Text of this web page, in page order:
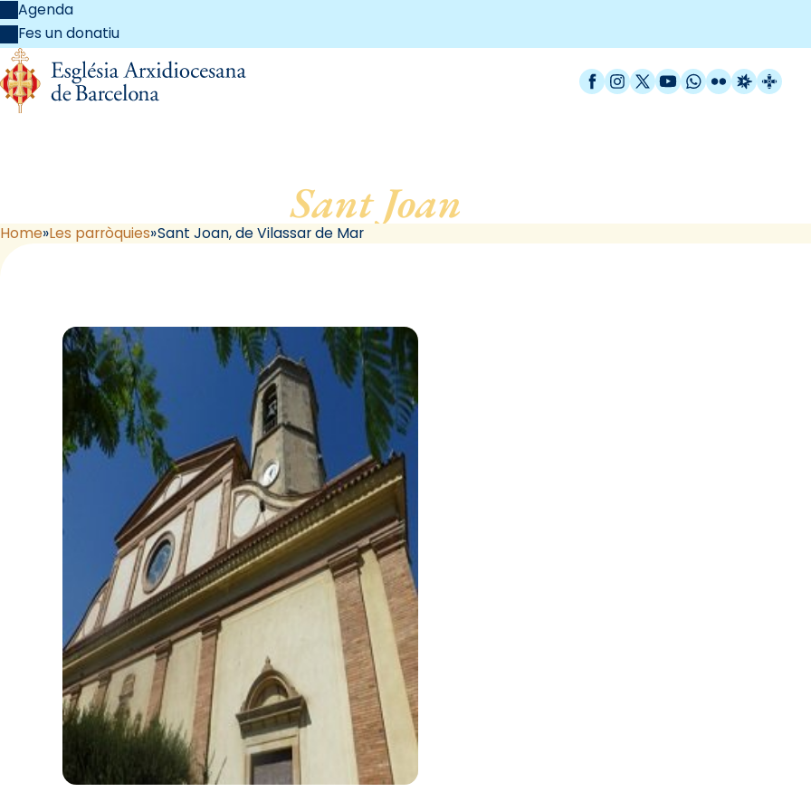
Agenda
Fes un donatiu
Facebook
Instagram
X / Twitter
YouTube
WhatsApp
FlickrRadio
Sant Joan
Home Les parròquies Sant Joan, de Vilassar de Mar